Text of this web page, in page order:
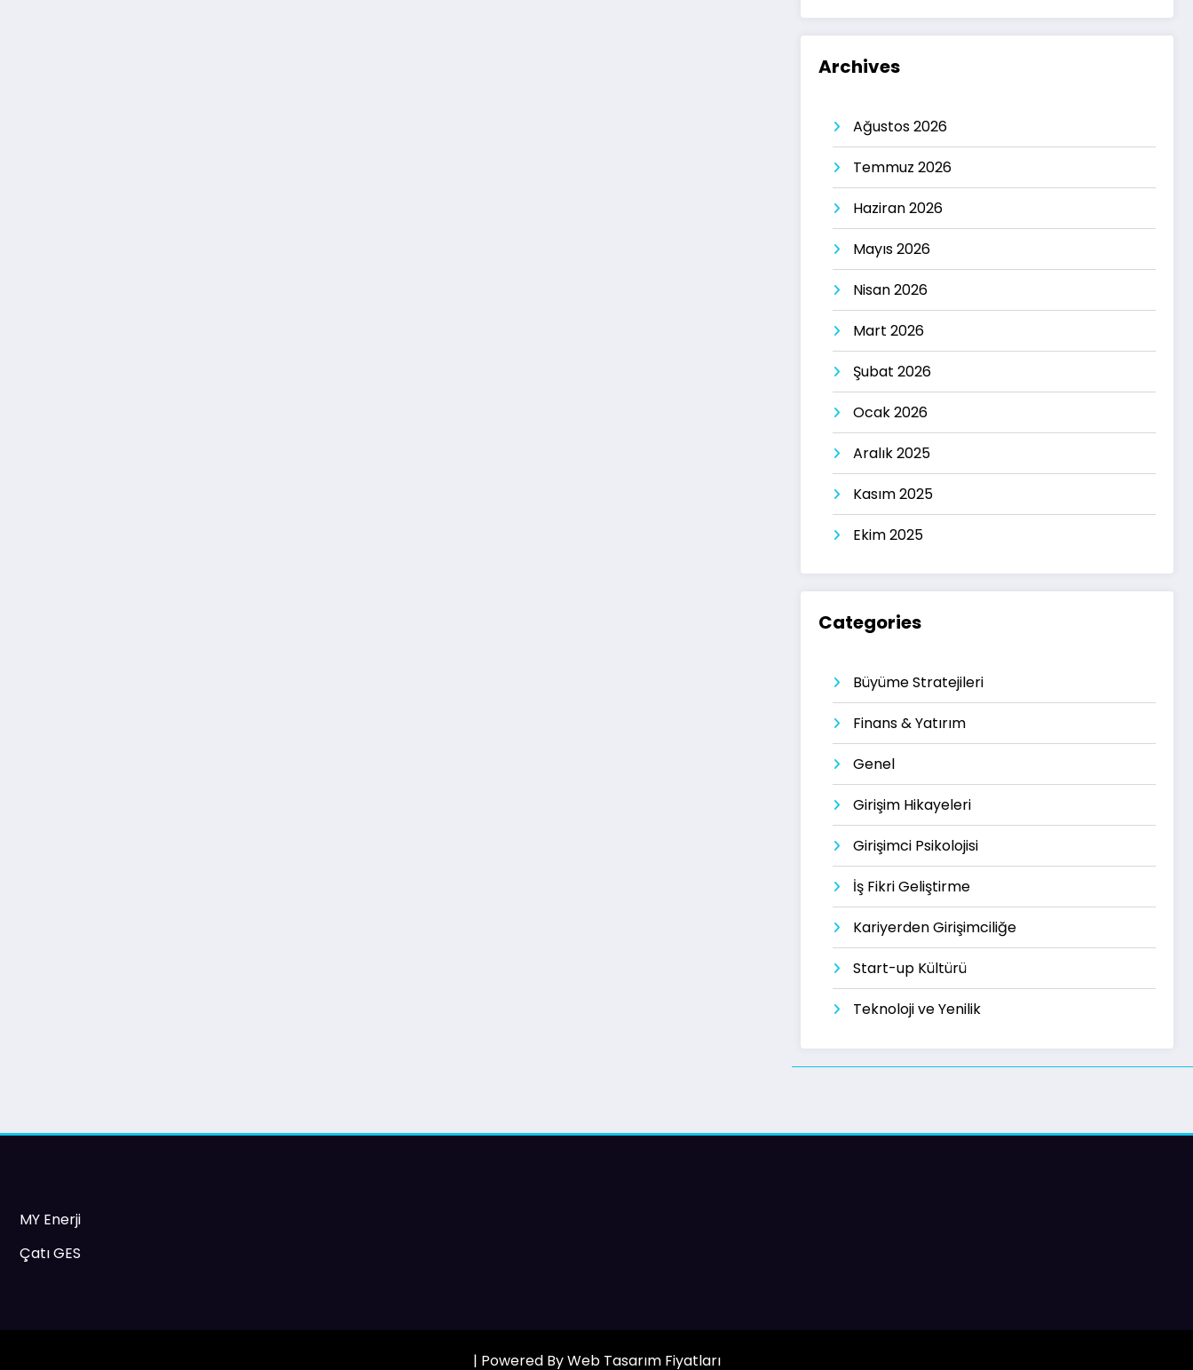
Archives
Ağustos 2026
Temmuz 2026
Haziran 2026
Mayıs 2026
Nisan 2026
Mart 2026
Şubat 2026
Ocak 2026
Aralık 2025
Kasım 2025
Ekim 2025
Categories
Büyüme Stratejileri
Finans & Yatırım
Genel
Girişim Hikayeleri
Girişimci Psikolojisi
İş Fikri Geliştirme
Kariyerden Girişimciliğe
Start-up Kültürü
Teknoloji ve Yenilik
MY Enerji
Çatı GES
| Powered ByWeb Tasarım Fiyatları